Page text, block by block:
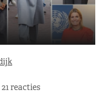
21 reacties